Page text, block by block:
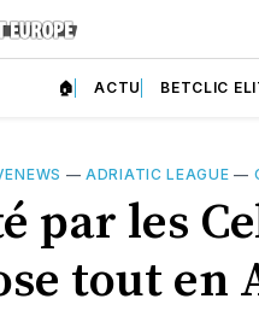
🏠 ACTU BETCLIC
—ADRIATIC LEAGUE —
par les
tout en